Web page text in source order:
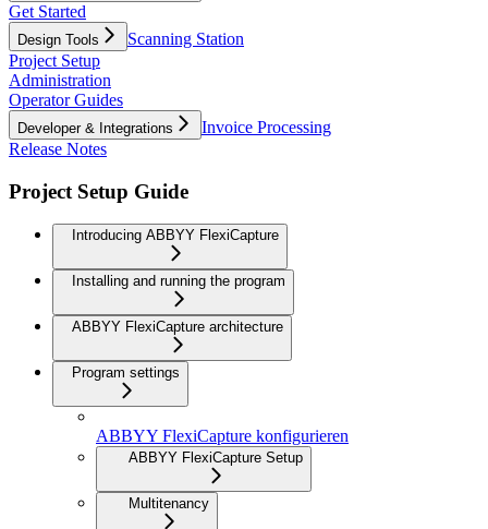
Get Started
Design Tools
Scanning Station
Project Setup
Administration
Operator Guides
Developer & Integrations
Invoice Processing
Release Notes
Project Setup Guide
Introducing ABBYY FlexiCapture
Installing and running the program
ABBYY FlexiCapture architecture
Program settings
ABBYY FlexiCapture konfigurieren
ABBYY FlexiCapture Setup
Multitenancy